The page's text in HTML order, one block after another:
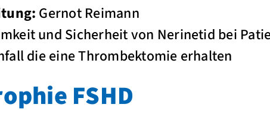
Gernot Reimann
und Sicherheit von Nerinetid bei
die eine Thrombektomie erhalten
FSHD